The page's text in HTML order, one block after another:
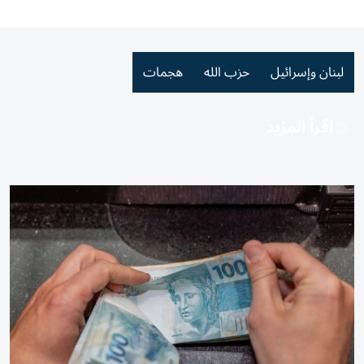
لبنان وإسرائيل حزب الله هجمات